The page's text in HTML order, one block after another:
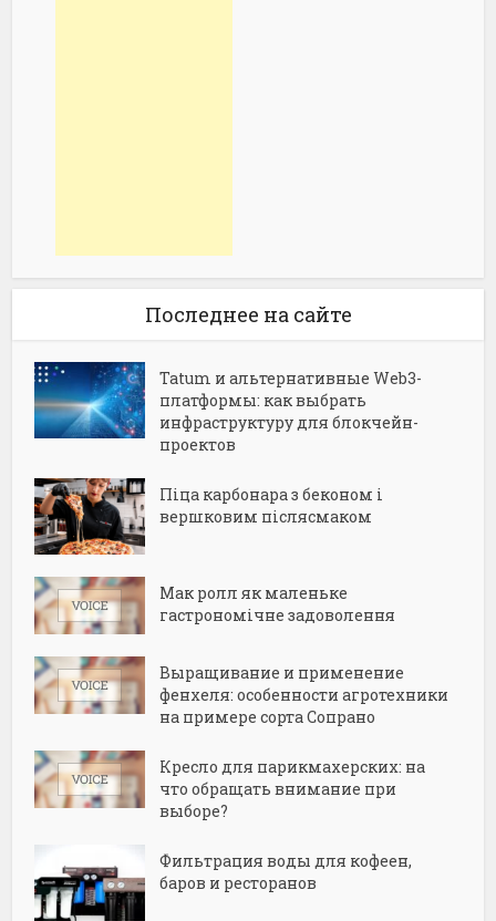
Последнее на сайте
Tatum и альтернативные Web3-
платформы: как выбрать
инфраструктуру для блокчейн-
проектов
Піца карбонара з беконом і
вершковим післясмаком
Мак ролл як маленьке
гастрономічне задоволення
Выращивание и применение
фенхеля: особенности агротехники
на примере сорта Сопрано
Кресло для парикмахерских: на
что обращать внимание при
выборе?
Фильтрация воды для кофеен,
баров и ресторанов